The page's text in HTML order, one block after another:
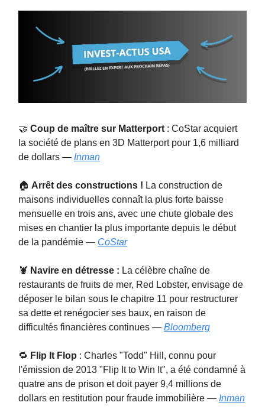
🤝 Coup de maître sur Matterport : CoStar acquiert
la société de plans en 3D Matterport pour 1,6 milliard
de dollars — Inman
🏠 Arrêt des constructions ! La construction de
maisons individuelles connaît la plus forte baisse
mensuelle en trois ans, avec une chute globale des
mises en chantier la plus importante depuis le début
de la pandémie — CoStar
🦞 Navire en détresse : La célèbre chaîne de
restaurants de fruits de mer, Red Lobster, envisage de
déposer le bilan sous le chapitre 11 pour restructurer
sa dette et renégocier ses baux, en raison de
difficultés financières continues — Bloomberg
🔁 Flip It Flop : Charles "Todd" Hill, connu pour
l'émission de 2013 "Flip It to Win It", a été condamné à
quatre ans de prison et doit payer 9,4 millions de
dollars en restitution pour fraude immobilière — Inman